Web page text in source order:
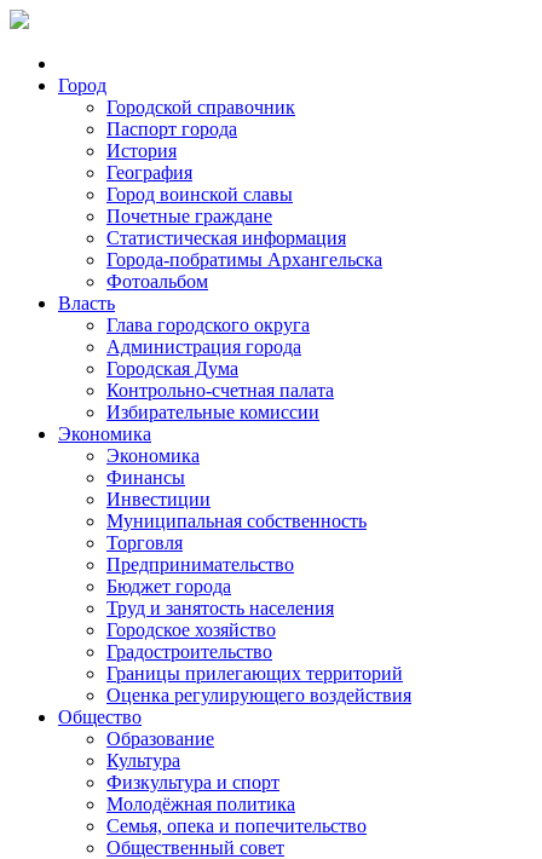
Город
Городской справочник
Паспорт города
История
География
Город воинской славы
Почетные граждане
Статистическая информация
Города-побратимы Архангельска
Фотоальбом
Власть
Глава городского округа
Администрация города
Городская Дума
Контрольно-счетная палата
Избирательные комиссии
Экономика
Экономика
Финансы
Инвестиции
Муниципальная собственность
Торговля
Предпринимательство
Бюджет города
Труд и занятость населения
Городское хозяйство
Градостроительство
Границы прилегающих территорий
Оценка регулирующего воздействия
Общество
Образование
Культура
Физкультура и спорт
Молодёжная политика
Семья, опека и попечительство
Общественный совет